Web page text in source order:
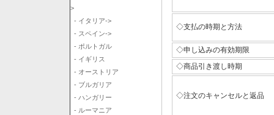
>
- イタリア->
- スペイン->
- ポルトガル
- イギリス
- オーストリア
- ブルガリア
- ハンガリー
- ルーマニア
◇支払の時期と方法
◇申し込みの有効期限
◇商品引き渡し時期
◇注文のキャンセルと返品